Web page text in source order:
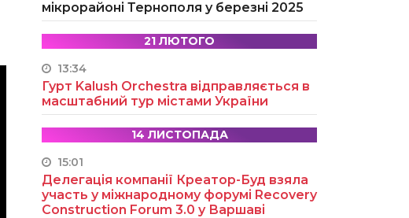
мікрорайоні Тернополя у березні 2025
21 ЛЮТОГО
13:34
Гурт Kalush Orchestra відправляється в
масштабний тур містами України
14 ЛИСТОПАДА
15:01
Делегація компанії Креатор-Буд взяла
участь у міжнародному форумі Recovery
Construction Forum 3.0 у Варшаві